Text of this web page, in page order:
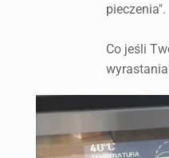
pieczenia".
Co jeśli